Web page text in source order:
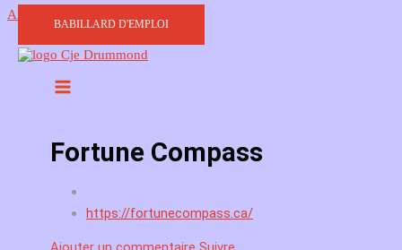
Aller au contenu
BABILLARD D'EMPLOI
Fortune Compass
https://fortunecompass.ca/